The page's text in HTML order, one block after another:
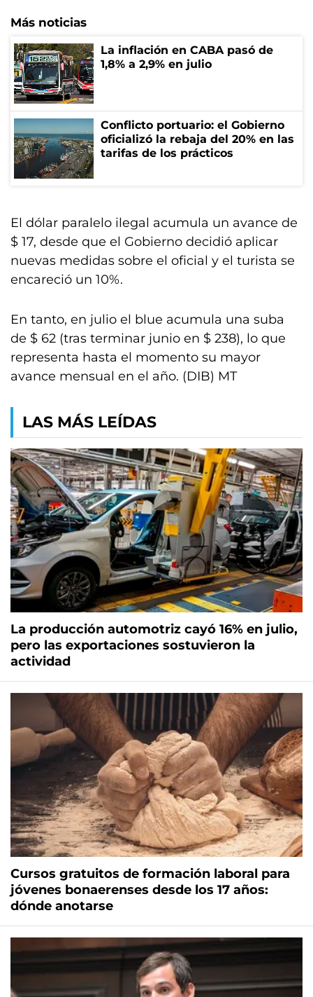
Más noticias
La inflación en CABA pasó de
1,8% a 2,9% en julio
Conflicto portuario: el Gobierno
oficializó la rebaja del 20% en las
tarifas de los prácticos
El dólar paralelo ilegal acumula un avance de
$ 17, desde que el Gobierno decidió aplicar
nuevas medidas sobre el oficial y el turista se
encareció un 10%.
En tanto, en julio el blue acumula una suba
de $ 62 (tras terminar junio en $ 238), lo que
representa hasta el momento su mayor
avance mensual en el año. (DIB) MT
LAS MÁS LEÍDAS
La producción automotriz cayó 16% en julio,
pero las exportaciones sostuvieron la
actividad
Cursos gratuitos de formación laboral para
jóvenes bonaerenses desde los 17 años:
dónde anotarse